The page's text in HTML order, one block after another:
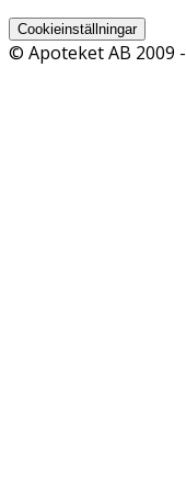
Cookieinställningar
© Apoteket AB 2009 -